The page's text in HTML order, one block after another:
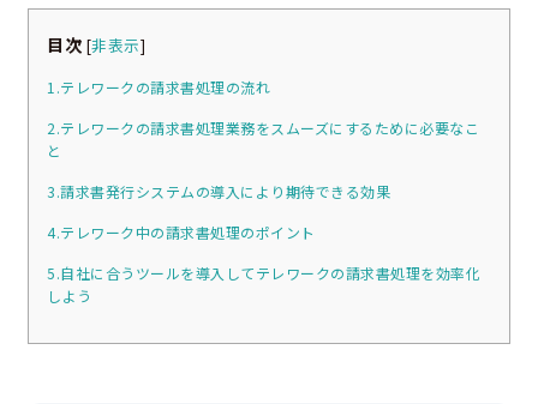
目次 [非表示]
1.テレワークの請求書処理の流れ
2.テレワークの請求書処理業務をスムーズにするために必要なこ
と
3.請求書発行システムの導入により期待できる効果
4.テレワーク中の請求書処理のポイント
5.自社に合うツールを導入してテレワークの請求書処理を効率化
しよう